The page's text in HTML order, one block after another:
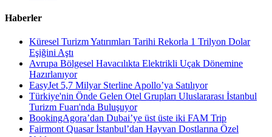
Haberler
Küresel Turizm Yatırımları Tarihi Rekorla 1 Trilyon Dolar
Eşiğini Aştı
Avrupa Bölgesel Havacılıkta Elektrikli Uçak Dönemine
Hazırlanıyor
EasyJet 5,7 Milyar Sterline Apollo’ya Satılıyor
Türkiye'nin Önde Gelen Otel Grupları Uluslararası İstanbul
Turizm Fuarı'nda Buluşuyor
BookingAgora’dan Dubai’ye üst üste iki FAM Trip
Fairmont Quasar İstanbul’dan Hayvan Dostlarına Özel